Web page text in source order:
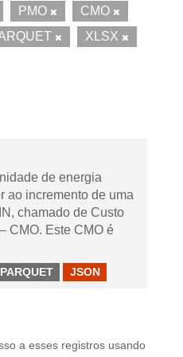
PMO
CMO
XLSX
de energia
ao incremento de uma
chamado de Custo
CMO. Este CMO é
PARQUET JSON
a esses registros usando